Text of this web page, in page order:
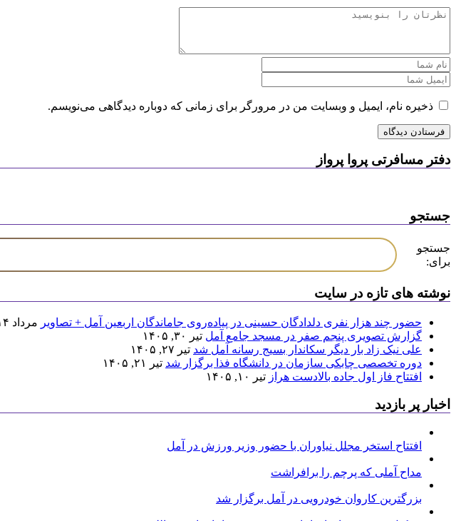
ذخیره نام، ایمیل و وبسایت من در مرورگر برای زمانی که دوباره دیدگاهی می‌نویسم.
دفتر مسافرتی پروا پرواز
جستجو
جستجو
برای:
نوشته های تازه در سایت
حضور چند هزار نفری دلدادگان حسینی در پیاده‌روی جاماندگان اربعین آمل + تصاویر مرداد ۱۴, ۱۴۰۵
گزارش تصویری پنجم صفر در مسجد جامع آمل تیر ۳۰, ۱۴۰۵
علی نیک زاد بار دیگر سکاندار بسیج رسانه آمل شد تیر ۲۷, ۱۴۰۵
دوره تخصصی چابکی سازمان در دانشگاه فذا برگزار شد تیر ۲۱, ۱۴۰۵
افتتاح فاز اول جاده بالادست هراز تیر ۱۰, ۱۴۰۵
اخبار پر بازدید
افتتاح استخر مجلل نیاوران با حضور وزیر ورزش در آمل
مداح آملی که پرچم را برافراشت
بزرگترین کاروان خودرویی در آمل برگزار شد